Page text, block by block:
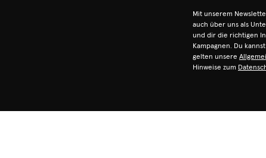
Mit unserem
auch über uns als
und dir die richtigen
Kampagnen. Du
gelten unsere
Hinweise zum